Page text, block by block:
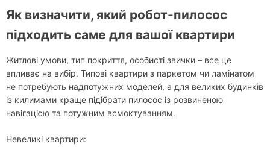
Як визначити, який робот-пилосос
підходить саме для вашої квартири
Житлові умови, тип покриття, особисті звички – все це
впливає на вибір. Типові квартири з паркетом чи ламінатом
не потребують надпотужних моделей, а для великих будинків
із килимами краще підібрати пилосос із розвиненою
навігацією та потужним всмоктуванням.
Невеликі квартири: